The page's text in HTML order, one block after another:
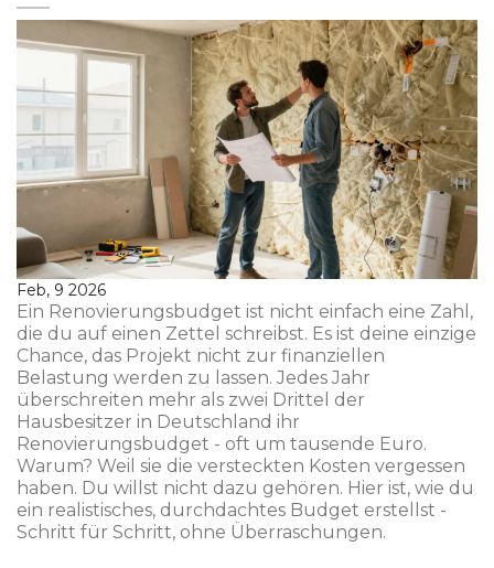
Feb, 9 2026
Ein Renovierungsbudget ist nicht einfach eine Zahl,
die du auf einen Zettel schreibst. Es ist deine einzige
Chance, das Projekt nicht zur finanziellen
Belastung werden zu lassen. Jedes Jahr
überschreiten mehr als zwei Drittel der
Hausbesitzer in Deutschland ihr
Renovierungsbudget - oft um tausende Euro.
Warum? Weil sie die versteckten Kosten vergessen
haben. Du willst nicht dazu gehören. Hier ist, wie du
ein realistisches, durchdachtes Budget erstellst -
Schritt für Schritt, ohne Überraschungen.